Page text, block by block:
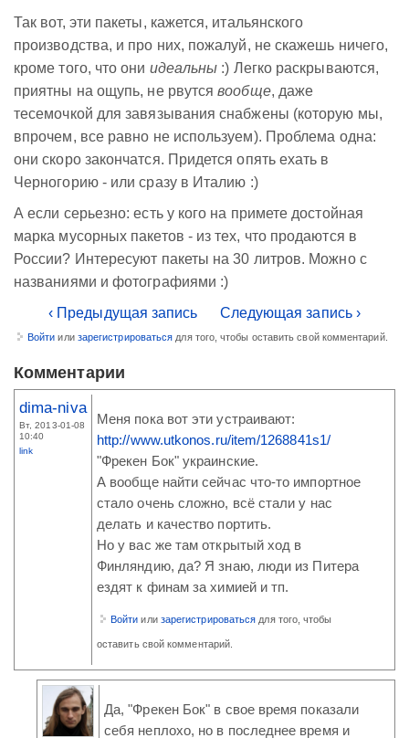
Так вот, эти пакеты, кажется, итальянского
производства, и про них, пожалуй, не скажешь ничего,
кроме того, что они идеальны :) Легко раскрываются,
приятны на ощупь, не рвутсявообще, даже
тесемочкой для завязывания снабжены (которую мы,
впрочем, все равно не используем). Проблема одна:
они скоро закончатся. Придется опять ехать в
Черногорию - или сразу в Италию :)
А если серьезно: есть у кого на примете достойная
марка мусорных пакетов - из тех, что продаются в
России? Интересуют пакеты на 30 литров. Можно с
названиями и фотографиями :)
‹ Предыдущая запись
Следующая запись ›
Войти или зарегистрироваться для того, чтобы оставить свой комментарий.
Комментарии
dima-niva
Вт, 2013-01-08
10:40
link
Меня пока вот эти устраивают:
http://www.utkonos.ru/item/1268841s1/
"Фрекен Бок" украинские.
А вообще найти сейчас что-то импортное
стало очень сложно, всё стали у нас
делать и качество портить.
Но у вас же там открытый ход в
Финляндию, да? Я знаю, люди из Питера
ездят к финам за химией и тп.
Войти или зарегистрироваться для того, чтобы
оставить свой комментарий.
Да, "Фрекен Бок" в свое время показали
себя неплохо, но в последнее время и